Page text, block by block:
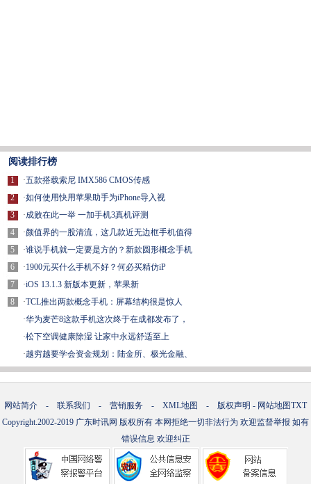
阅读排行榜
1
2
3
4
5
6
7
8
·五款搭载索尼 IMX586 CMOS传感
·如何使用快用苹果助手为iPhone导入视
·成败在此一举 一加手机3真机评测
·颜值界的一股清流，这几款近无边框手机值得
·谁说手机就一定要是方的？新款圆形概念手机
·1900元买什么手机不好？何必买精仿iP
·iOS 13.1.3 新版本更新，苹果新
·TCL推出两款概念手机：屏幕结构很是惊人
·华为麦芒8这款手机这次终于在成都发布了，
·松下空调健康除湿 让家中永远舒适至上
·越穷越要学会资金规划：陆金所、极光金融、
网站简介 - 联系我们 - 营销服务 - XML地图 - 版权声明 - 网站地图TXT
Copyright.2002-2019 广东时讯网 版权所有 本网拒绝一切非法行为 欢迎监督举报 如有
错误信息 欢迎纠正